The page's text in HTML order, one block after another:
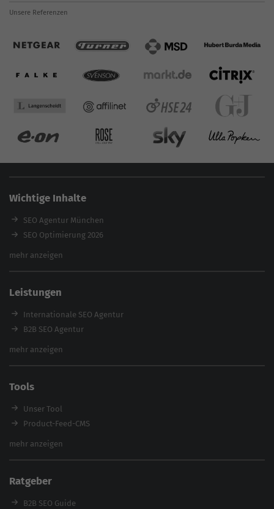
Unsere Referenzen
Wichtige Inhalte
SEO Agentur München
SEO Optimierung 2026
Backlink-Audit 2026
Referenzen
E-Books
Magazin
mehr anzeigen
Leistungen
Internationale SEO Agentur
B2B SEO Agentur
Inhouse SEO Agentur
Enterprise SEO Agentur
Workshops
mehr anzeigen
Tools
Unser Tool
Product-Feed-CMS
Website Analyse
Backlink-Check
Ladezeiten-Check
mehr anzeigen
Ratgeber
B2B SEO Guide